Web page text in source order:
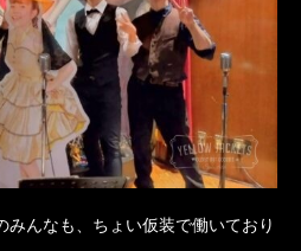
んなも、ちょい仮装で働いており